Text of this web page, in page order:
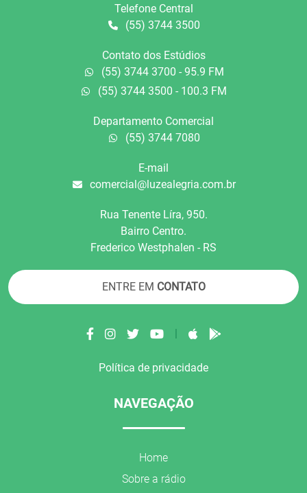
Telefone Central
(55) 3744 3500
Contato dos Estúdios
(55) 3744 3700 - 95.9 FM
(55) 3744 3500 - 100.3 FM
Departamento Comercial
(55) 3744 7080
E-mail
comercial@luzealegria.com.br
Rua Tenente Líra, 950.
Bairro Centro.
Frederico Westphalen - RS
ENTRE EM CONTATO
Política de privacidade
NAVEGAÇÃO
Home
Sobre a rádio